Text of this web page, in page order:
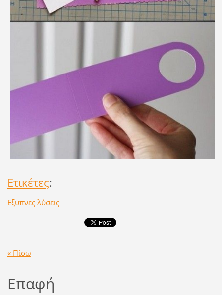
Ετικέτες:
Εξυπνες λύσεις
« Πίσω
Επαφή